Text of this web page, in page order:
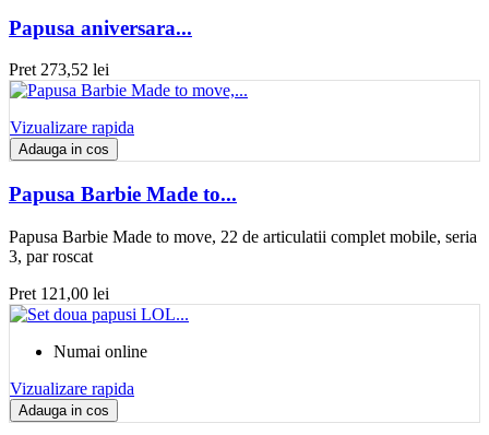
Papusa aniversara...
Pret 273,52 lei
Vizualizare rapida
Adauga in cos
Papusa Barbie Made to...
Papusa Barbie Made to move, 22 de articulatii complet mobile, seria
3, par roscat
Pret 121,00 lei
Numai online
Vizualizare rapida
Adauga in cos